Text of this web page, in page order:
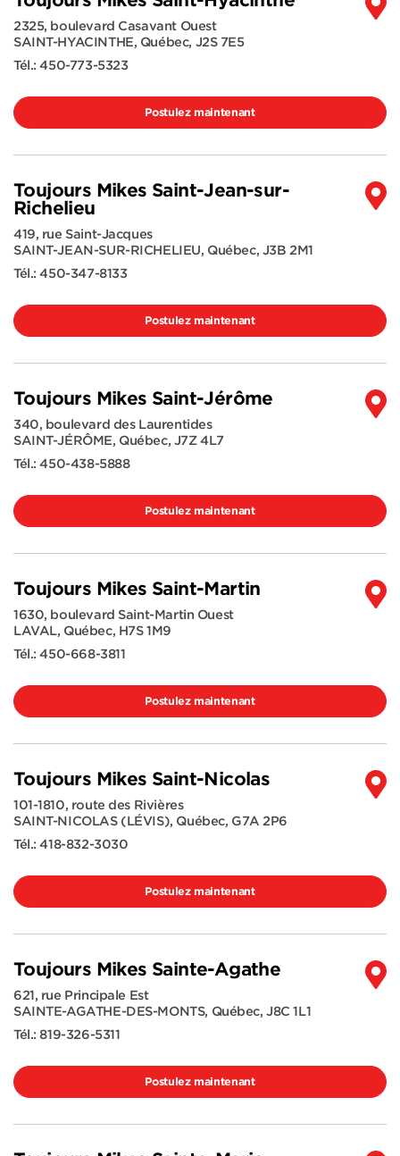
2325, boulevard Casavant Ouest
SAINT-HYACINTHE, Québec, J2S 7E5
Tél.:450-773-5323
Postulez maintenant
Toujours Mikes Saint-Jean-sur-
Richelieu
419, rue Saint-Jacques
SAINT-JEAN-SUR-RICHELIEU, Québec, J3B 2M1
Tél.:450-347-8133
Postulez maintenant
Toujours Mikes Saint-Jérôme
340, boulevard des Laurentides
SAINT-JÉRÔME, Québec, J7Z 4L7
Tél.:450-438-5888
Postulez maintenant
Toujours Mikes Saint-Martin
1630, boulevard Saint-Martin Ouest
LAVAL, Québec, H7S 1M9
Tél.:450-668-3811
Postulez maintenant
Toujours Mikes Saint-Nicolas
101-1810, route des Rivières
SAINT-NICOLAS (LÉVIS), Québec, G7A 2P6
Tél.:418-832-3030
Postulez maintenant
Toujours Mikes Sainte-Agathe
621, rue Principale Est
SAINTE-AGATHE-DES-MONTS, Québec,J8C 1L1
Tél.:819-326-5311
Postulez maintenant